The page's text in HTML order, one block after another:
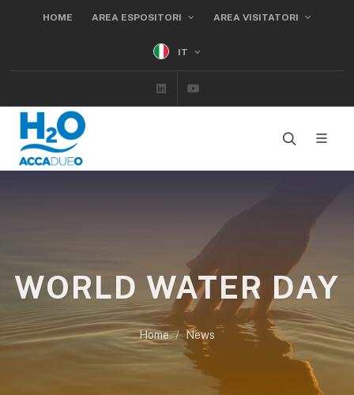
HOME AREA ESPOSITORI AREA VISITATORI
IT
Linkedin
WORLD WATER DAY
Home News